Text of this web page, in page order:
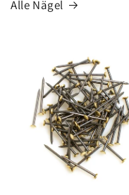
Alle Nägel